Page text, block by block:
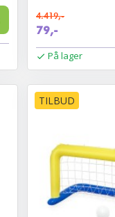
4.419,-
79,-
På lager
TILBUD